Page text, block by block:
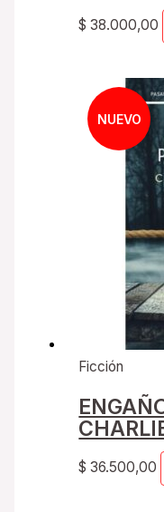
$ 38.000,00
NUEVO
Ficción
$ 36.500,00